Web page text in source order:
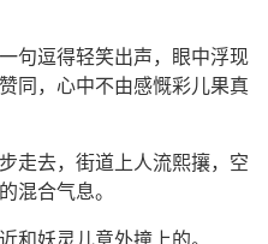
句逗得轻笑出声，眼中浮现
同，心中不由感慨彩儿果真
走去，街道上人流熙攘，空
混合气息。